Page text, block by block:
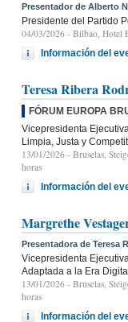
Presentador de Alberto
Presidente del Partido
04/03/2026 - Bilbao, Hotel
Información del
Teresa Ribera
FÓRUM EUROPA
Vicepresidenta
Limpia, Justa y
13/01/2026 - Bruselas,
horas
Información del
Margrethe
Presentadora de Teresa
Vicepresidenta
Adaptada a la Era
13/01/2026 - Bruselas,
horas
Información del